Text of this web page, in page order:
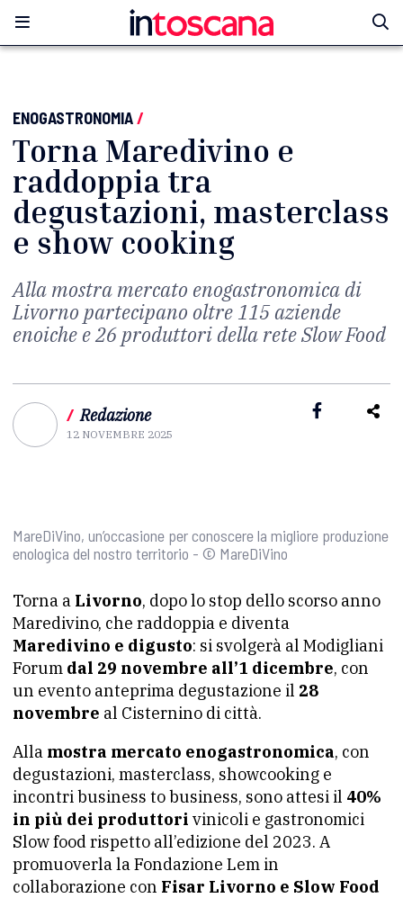
ENOGASTRONOMIA/
Torna Maredivino e
raddoppia tra
degustazioni, masterclass
e show cooking
Alla mostra mercato enogastronomica di
Livorno partecipano oltre 115 aziende
enoiche e 26 produttori della rete Slow Food
/ Redazione
12 NOVEMBRE 2025
MareDiVino, un’occasione per conoscere la migliore produzione
enologica del nostro territorio - © MareDiVino
Torna a Livorno, dopo lo stop dello scorso anno
Maredivino, che raddoppia e diventa
Maredivino e digusto: si svolgerà al Modigliani
Forum dal 29 novembre all’1 dicembre, con
un evento anteprima degustazione il 28
novembre al Cisternino di città.
Alla mostra mercato enogastronomica, con
degustazioni, masterclass, showcooking e
incontri business to business, sono attesi il 40%
in più dei produttori vinicoli e gastronomici
Slow food rispetto all’edizione del 2023. A
promuoverla la Fondazione Lem in
collaborazione con Fisar Livorno e Slow Food